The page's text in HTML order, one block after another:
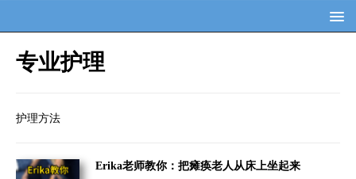
专业护理
护理方法
Erika老师教你：把瘫痪老人从床上坐起来